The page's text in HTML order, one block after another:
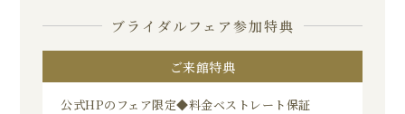
ブライダルフェア参加特典
ご来館特典
公式HPのフェア限定◆料金ベストレート保証